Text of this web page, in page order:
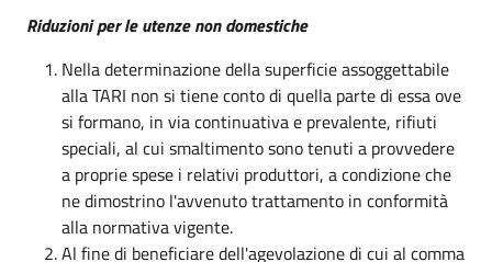
Riduzioni per le utenze non domestiche
Nella determinazione della superficie assoggettabile
alla TARI non si tiene conto di quella parte di essa ove
si formano, in via continuativa e prevalente, rifiuti
speciali, al cui smaltimento sono tenuti a provvedere
a proprie spese i relativi produttori, a condizione che
ne dimostrino l'avvenuto trattamento in conformità
alla normativa vigente.
Al fine di beneficiare dell'agevolazione di cui al comma